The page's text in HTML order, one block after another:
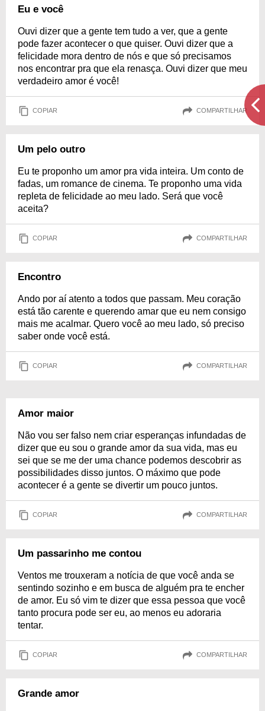
Eu e você
Ouvi dizer que a gente tem tudo a ver, que a gente
pode fazer acontecer o que quiser. Ouvi dizer que a
felicidade mora dentro de nós e que só precisamos
nos encontrar pra que ela renasça. Ouvi dizer que meu
verdadeiro amor é você!
COPIAR COMPARTILHAR
Um pelo outro
Eu te proponho um amor pra vida inteira. Um conto de
fadas, um romance de cinema. Te proponho uma vida
repleta de felicidade ao meu lado. Será que você
aceita?
COPIAR COMPARTILHAR
Encontro
Ando por aí atento a todos que passam. Meu coração
está tão carente e querendo amar que eu nem consigo
mais me acalmar. Quero você ao meu lado, só preciso
saber onde você está.
COPIAR COMPARTILHAR
Amor maior
Não vou ser falso nem criar esperanças infundadas de
dizer que eu sou o grande amor da sua vida, mas eu
sei que se me der uma chance podemos descobrir as
possibilidades disso juntos. O máximo que pode
acontecer é a gente se divertir um pouco juntos.
COPIAR COMPARTILHAR
Um passarinho me contou
Ventos me trouxeram a notícia de que você anda se
sentindo sozinho e em busca de alguém pra te encher
de amor. Eu só vim te dizer que essa pessoa que você
tanto procura pode ser eu, ao menos eu adoraria
tentar.
COPIAR COMPARTILHAR
Grande amor